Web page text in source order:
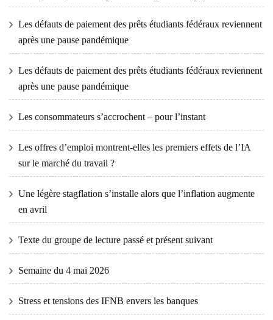
Les défauts de paiement des prêts étudiants fédéraux reviennent
après une pause pandémique
Les défauts de paiement des prêts étudiants fédéraux reviennent
après une pause pandémique
Les consommateurs s’accrochent – ​​pour l’instant
Les offres d’emploi montrent-elles les premiers effets de l’IA
sur le marché du travail ?
Une légère stagflation s’installe alors que l’inflation augmente
en avril
Texte du groupe de lecture passé et présent suivant
Semaine du 4 mai 2026
Stress et tensions des IFNB envers les banques